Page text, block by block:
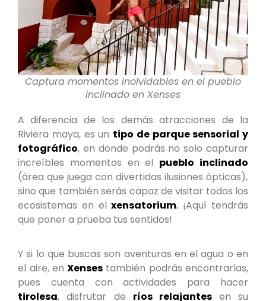
Captura momentos inolvidables en el pueblo
inclinado en Xenses
A diferencia de los demás atracciones de la
Riviera maya, es un tipo de parque sensorial y
fotográfico, en donde podrás no solo capturar
increíbles momentos en el pueblo inclinado
(área que juega con divertidas ilusiones ópticas),
sino que también serás capaz de visitar todos los
ecosistemas en el xensatorium. ¡Aquí tendrás
que poner a prueba tus sentidos!
Y si lo que buscas son aventuras en el agua o en
el aire, en Xensestambién podrás encontrarlas,
pues cuenta con actividades para hacer
tirolesa, disfrutar de ríos relajantes en su